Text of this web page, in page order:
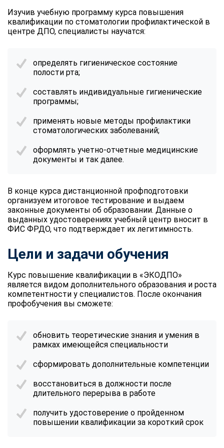
Изучив учебную программу курса повышения
квалификации по стоматологии профилактической в
центре ДПО, специалисты научатся:
определять гигиеническое состояние
полости рта;
составлять индивидуальные гигиенические
программы;
применять новые методы профилактики
стоматологических заболеваний;
оформлять учетно-отчетные медицинские
документы и так далее.
В конце курса дистанционной профподготовки
организуем итоговое тестирование и выдаем
законные документы об образовании. Данные о
выданных удостоверениях учебный центр вносит в
ФИС ФРДО, что подтверждает их легитимность.
Цели и задачи обучения
Курс повышение квалификации в «ЭКОДПО»
является видом дополнительного образования и роста
компетентности у специалистов. После окончания
профобучения вы сможете:
обновить теоретические знания и умения в
рамках имеющейся специальности
сформировать дополнительные компетенции
восстановиться в должности после
длительного перерыва в работе
получить удостоверение о пройденном
повышении квалификации за короткий срок